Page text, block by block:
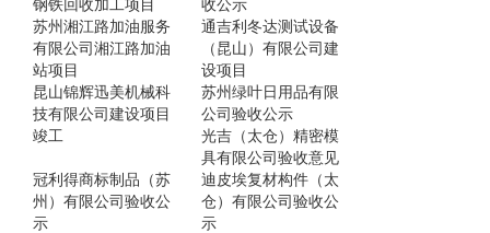
钢铁回收加工项目
收公示
苏州湘江路加油服务
有限公司湘江路加油
站项目
通吉利冬达测试设备
（昆山）有限公司建
设项目
昆山锦辉迅美机械科
技有限公司建设项目
竣工
苏州绿叶日用品有限
公司验收公示
光吉（太仓）精密模
具有限公司验收意见
冠利得商标制品（苏
州）有限公司验收公
示
迪皮埃复材构件（太
仓）有限公司验收公
示